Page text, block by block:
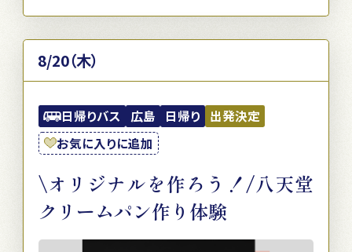
8/20（木）
日帰りバス 広島 日帰り
出発決定
お気に入りに追加
\オリジナルを作ろう！/八天堂
クリームパン作り体験